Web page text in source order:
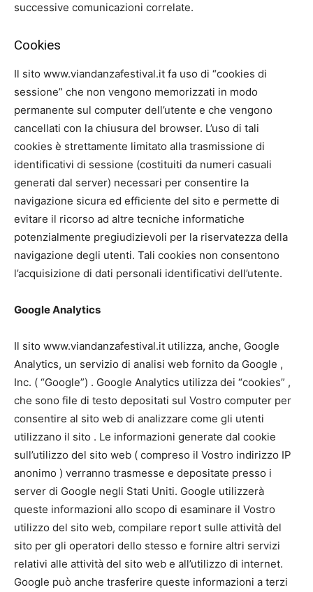
successive comunicazioni correlate.
Cookies
Il sito www.viandanzafestival.it fa uso di “cookies di
sessione” che non vengono memorizzati in modo
permanente sul computer dell’utente e che vengono
cancellati con la chiusura del browser. L’uso di tali
cookies è strettamente limitato alla trasmissione di
identificativi di sessione (costituiti da numeri casuali
generati dal server) necessari per consentire la
navigazione sicura ed efficiente del sito e permette di
evitare il ricorso ad altre tecniche informatiche
potenzialmente pregiudizievoli per la riservatezza della
navigazione degli utenti. Tali cookies non consentono
l’acquisizione di dati personali identificativi dell’utente.
Google Analytics
Il sito www.viandanzafestival.it utilizza, anche, Google
Analytics, un servizio di analisi web fornito da Google ,
Inc. ( “Google”) . Google Analytics utilizza dei “cookies” ,
che sono file di testo depositati sul Vostro computer per
consentire al sito web di analizzare come gli utenti
utilizzano il sito . Le informazioni generate dal cookie
sull’utilizzo del sito web ( compreso il Vostro indirizzo IP
anonimo ) verranno trasmesse e depositate presso i
server di Google negli Stati Uniti. Google utilizzerà
queste informazioni allo scopo di esaminare il Vostro
utilizzo del sito web, compilare report sulle attività del
sito per gli operatori dello stesso e fornire altri servizi
relativi alle attività del sito web e all’utilizzo di internet.
Google può anche trasferire queste informazioni a terzi